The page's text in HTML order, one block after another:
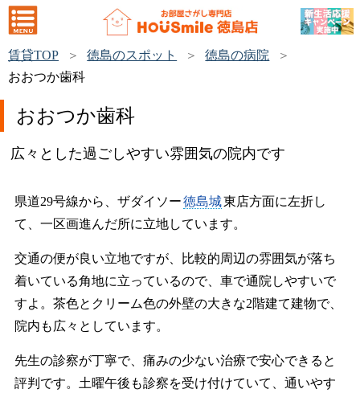
賃貸TOP 徳島のスポット
徳島の病院
おおつか歯科
おおつか歯科
広々とした過ごしやすい雰囲気の院内です
県道29号線から、ザダイソー徳島城東店方面に左折し
て、一区画進んだ所に立地しています。
交通の便が良い立地ですが、比較的周辺の雰囲気が落ち
着いている角地に立っているので、車で通院しやすいで
すよ。茶色とクリーム色の外壁の大きな2階建て建物で、
院内も広々としています。
先生の診察が丁寧で、痛みの少ない治療で安心できると
評判です。土曜午後も診察を受け付けていて、通いやす